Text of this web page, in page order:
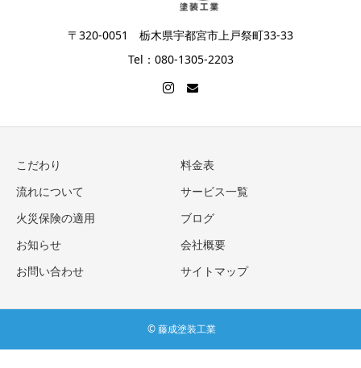
〒320-0051 栃木県宇都宮市上戸祭町33-33
Tel：080-1305-2203
こだわり
料金表
流れについて
サービス一覧
火災保険の適用
ブログ
お知らせ
会社概要
お問い合わせ
サイトマップ
© 藤成塗装工業